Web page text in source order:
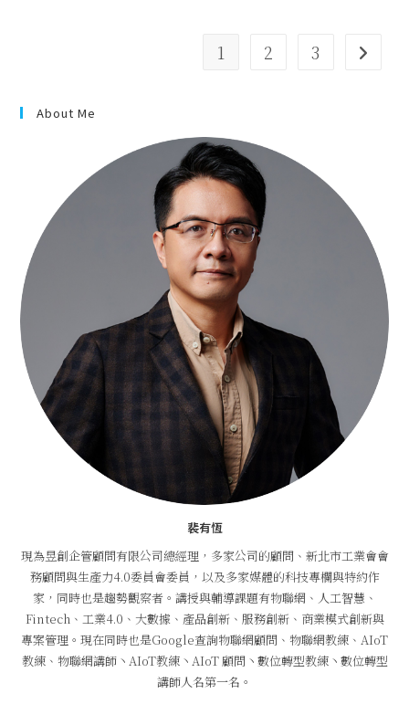
1 2 3
About Me
裴有恆
現為昱創企管顧問有限公司總經理，多家公司的顧問、新北市工業會會
務顧問與生產力4.0委員會委員，以及多家媒體的科技專欄與特約作
家，同時也是趨勢觀察者。講授與輔導課題有物聯網、人工智慧、
Fintech、工業4.0、大數據、產品創新、服務創新、商業模式創新與
專案管理。現在同時也是Google查詢物聯網顧問、物聯網教練、AIoT
教練、物聯網講師丶AIoT教練丶AIoT 顧問丶數位轉型教練丶數位轉型
講師人名第一名。